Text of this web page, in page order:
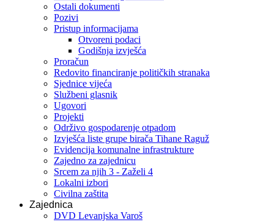
Ostali dokumenti
Pozivi
Pristup informacijama
Otvoreni podaci
Godišnja izvješća
Proračun
Redovito financiranje političkih stranaka
Sjednice vijeća
Službeni glasnik
Ugovori
Projekti
Održivo gospodarenje otpadom
Izvješća liste grupe birača Tihane Raguž
Evidencija komunalne infrastrukture
Zajedno za zajednicu
Srcem za njih 3 - Zaželi 4
Lokalni izbori
Civilna zaštita
Zajednica
DVD Levanjska Varoš